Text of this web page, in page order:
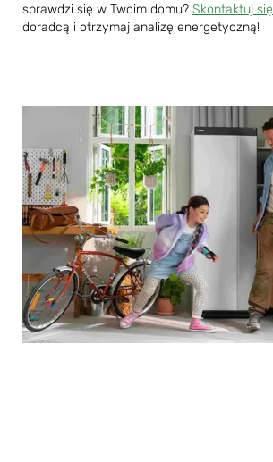
sprawdzi się w Twoim domu? Skontaktuj się
doradcą i otrzymaj analizę energetyczną!